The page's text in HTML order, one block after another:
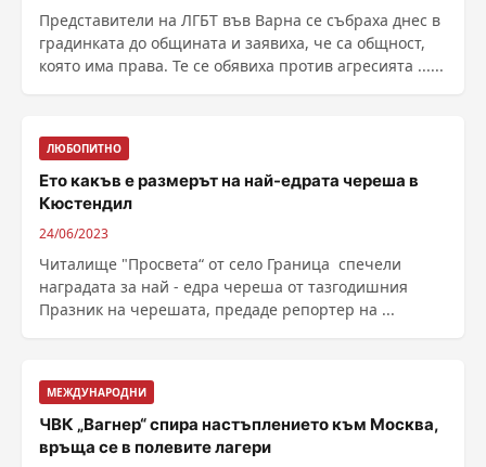
Представители на ЛГБТ във Варна се събраха днес в
градинката до общината и заявиха, че са общност,
която има права. Те се обявиха против агресията ......
ЛЮБОПИТНО
Ето какъв е размерът на най-едрата череша в
Кюстендил
24/06/2023
Читалище "Просвета“ от село Граница спечели
наградата за най - едра череша от тазгодишния
Празник на черешата, предаде репортер на ...
МЕЖДУНАРОДНИ
ЧВК „Вагнер“ спира настъплението към Москва,
връща се в полевите лагери